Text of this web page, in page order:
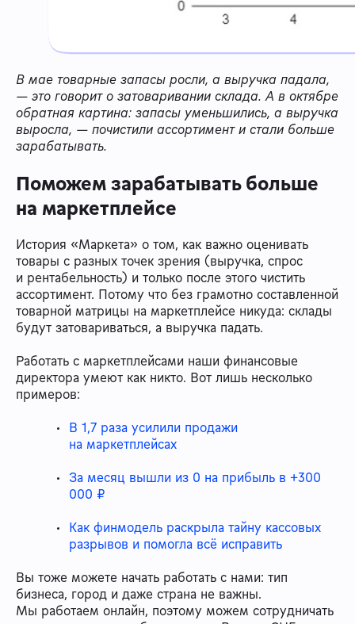
В мае товарные запасы росли, а выручка падала,
— это говорит о затоваривании склада. А в октябре
обратная картина: запасы уменьшились, а выручка
выросла, — почистили ассортимент и стали больше
зарабатывать.
Поможем зарабатывать больше
на маркетплейсе
История «Маркета» о том, как важно оценивать
товары с разных точек зрения (выручка, спрос
и рентабельность) и только после этого чистить
ассортимент. Потому что без грамотно составленной
товарной матрицы на маркетплейсе никуда: склады
будут затовариваться, а выручка падать.
Работать с маркетплейсами наши финансовые
директора умеют как никто. Вот лишь несколько
примеров:
В 1,7 раза усилили продажи
на маркетплейсах
За месяц вышли из 0 на прибыль в +300
000 ₽
Как финмодель раскрыла тайну кассовых
разрывов и помогла всё исправить
Вы тоже можете начать работать с нами: тип
бизнеса, город и даже страна не важны.
Мы работаем онлайн, поэтому можем сотрудничать